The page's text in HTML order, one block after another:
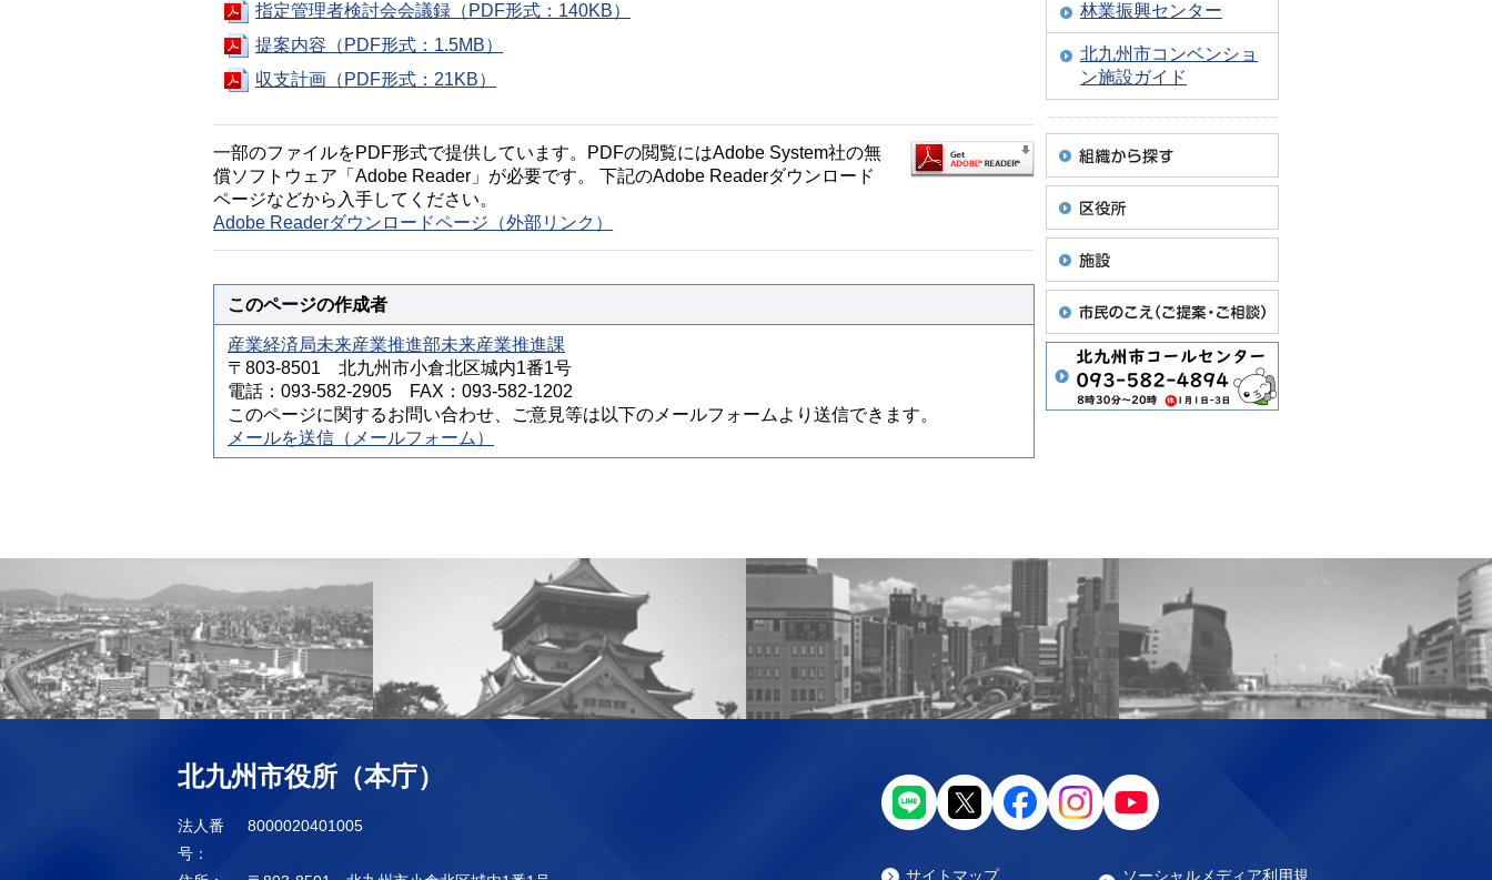
指定管理者検討会会議録（PDF形式：140KB）
提案内容（PDF形式：1.5MB）
収支計画（PDF形式：21KB）
一部のファイルをPDF形式で提供しています。PDFの閲覧にはAdobe System社の無
償ソフトウェア「Adobe Reader」が必要です。 下記のAdobe Readerダウンロード
ページなどから入手してください。
Adobe Readerダウンロードページ（外部リンク）
このページの作成者
産業経済局未来産業推進部未来産業推進課
〒803-8501 北九州市小倉北区城内1番1号
電話：093-582-2905 FAX：093-582-1202
このページに関するお問い合わせ、ご意見等は以下のメールフォームより送信できます。
メールを送信（メールフォーム）
林業振興センター
北九州市コンベンショ
ン施設ガイド
北九州市役所（本庁）
法人番
号：
8000020401005
サイトマップ ソーシャルメディア利用規